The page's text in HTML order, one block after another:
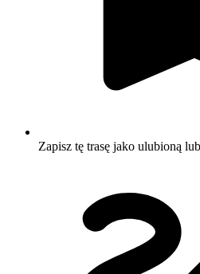
Zapisz tę trasę jako ulubioną